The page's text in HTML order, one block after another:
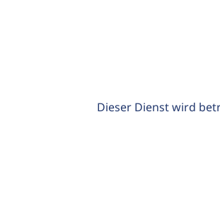
Dieser Dienst wird